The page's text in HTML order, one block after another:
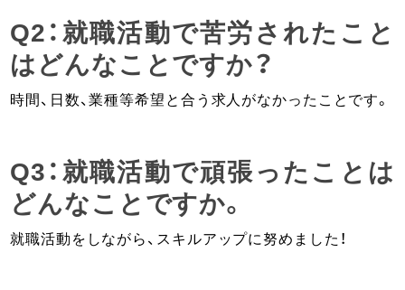
Q2：就職活動で苦労されたこと
はどんなことですか？
時間、日数、業種等希望と合う求人がなかったことです。
Q3：就職活動で頑張ったことは
どんなことですか。
就職活動をしながら、スキルアップに努めました！